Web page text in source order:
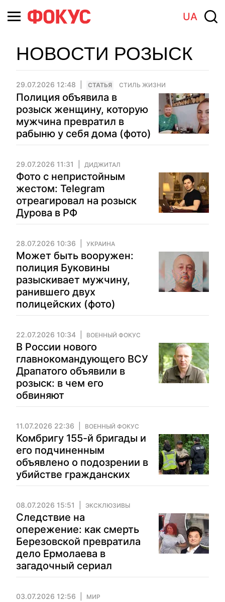
UA
НОВОСТИ РОЗЫСК
29.07.2026 12:48 CТАТЬЯ СТИЛЬ ЖИЗНИ
Полиция объявила в
розыск женщину, которую
мужчина превратил в
рабыню у себя дома (фото)
29.07.2026 11:31 ДИДЖИТАЛ
Фото с непристойным
жестом: Telegram
отреагировал на розыск
Дурова в РФ
28.07.2026 10:36 УКРАИНА
Может быть вооружен:
полиция Буковины
разыскивает мужчину,
ранившего двух
полицейских (фото)
22.07.2026 10:34 ВОЕННЫЙ ФОКУС
В России нового
главнокомандующего ВСУ
Драпатого объявили в
розыск: в чем его
обвиняют
11.07.2026 22:36 ВОЕННЫЙ ФОКУС
Комбригу 155-й бригады и
его подчиненным
объявлено о подозрении в
убийстве гражданских
08.07.2026 15:51 ЭКСКЛЮЗИВЫ
Следствие на
опережение: как смерть
Березовской превратила
дело Ермолаева в
загадочный сериал
03.07.2026 12:56 МИР